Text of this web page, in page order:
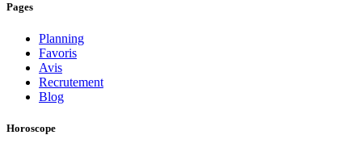
Pages
Planning
Favoris
Avis
Recrutement
Blog
Horoscope